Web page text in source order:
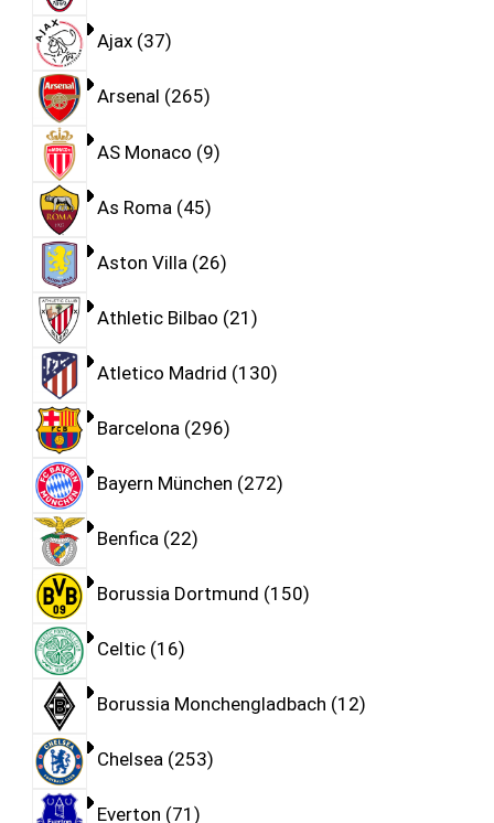
Ajax 37
Arsenal 265
AS Monaco 9
As Roma 45
Aston Villa 26
Athletic Bilbao 21
Atletico Madrid 130
Barcelona 296
Bayern München 272
Benfica 22
Borussia Dortmund 150
Celtic 16
Borussia Monchengladbach 12
Chelsea 253
Everton 71